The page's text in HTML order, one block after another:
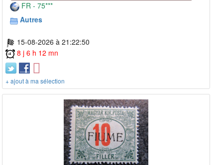
FR - 75***
Autres
15-08-2026 à 21:22:50
8 j 6 h 12 mn
+ ajout à ma sélection